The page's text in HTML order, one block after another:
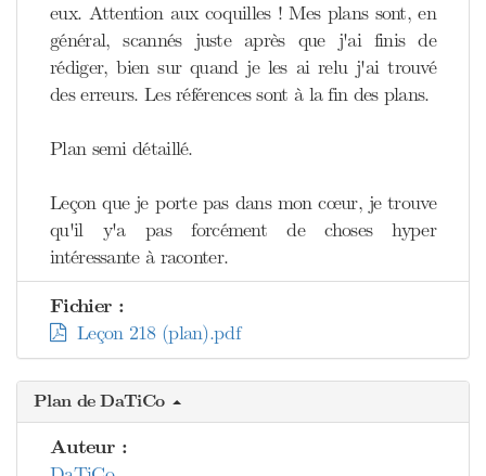
eux. Attention aux coquilles ! Mes plans sont, en
général, scannés juste après que j'ai finis de
rédiger, bien sur quand je les ai relu j'ai trouvé
des erreurs. Les références sont à la fin des plans.
Plan semi détaillé.
Leçon que je porte pas dans mon cœur, je trouve
qu'il y'a pas forcément de choses hyper
intéressante à raconter.
Fichier :
Leçon 218 (plan).pdf
Plan de DaTiCo
Auteur :